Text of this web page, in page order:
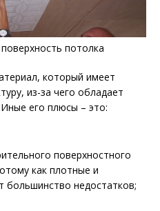
потолка
который имеет
из-за чего обладает
его плюсы – это:
поверхностного
как плотные и
большинство недостатков;